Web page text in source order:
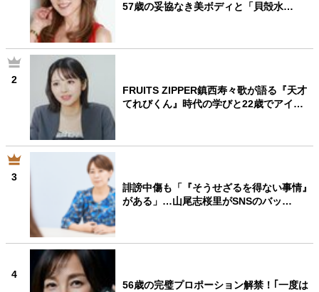
57歳の妥協なき美ボディと「貝殻水…
2
FRUITS ZIPPER鎮西寿々歌が語る『天才
てれびくん』時代の学びと22歳でアイ…
3
誹謗中傷も「『そうせざるを得ない事情』
がある」…山尾志桜里がSNSのバッ…
4
56歳の完璧プロポーション解禁！｢一度は